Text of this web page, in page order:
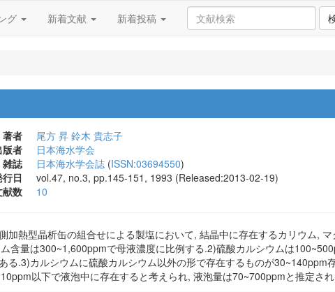
グ 新着文献 新着投稿
著者 尾方 昇 鈴木 貴志子
版者
日本海水学会
雑誌
日本海水学会誌 (ISSN:03694550)
日
vol.47, no.3, pp.145-151, 1993 (Released:2013-02-19)
献数
10
加熱型晶析缶の組合せによる製塩において, 結晶中に存在するカリウム,
含量は300~1,600ppmで母液濃度に比例する.2)硫酸カルシウムは
る.3)カルシウムに硫酸カルシウム以外の形で存在するものが30~140ppm
以下で液泡中に存在すると考えられ, 液泡量は70~700ppmと推定さ